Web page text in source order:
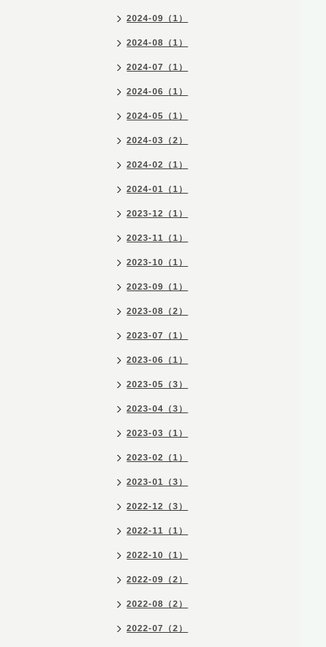
2024-09（1）
2024-08（1）
2024-07（1）
2024-06（1）
2024-05（1）
2024-03（2）
2024-02（1）
2024-01（1）
2023-12（1）
2023-11（1）
2023-10（1）
2023-09（1）
2023-08（2）
2023-07（1）
2023-06（1）
2023-05（3）
2023-04（3）
2023-03（1）
2023-02（1）
2023-01（3）
2022-12（3）
2022-11（1）
2022-10（1）
2022-09（2）
2022-08（2）
2022-07（2）